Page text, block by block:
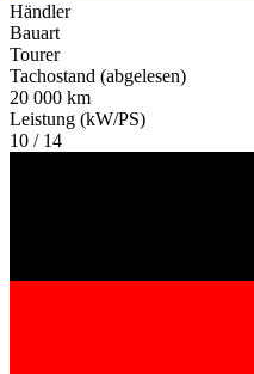
Händler
Bauart
Tourer
Tachostand (abgelesen)
20 000 km
Leistung (kW/PS)
10 / 14